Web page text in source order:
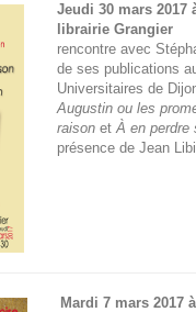
Jeudi 30 mars 2017
librairie Grangier
rencontre avec
de ses publications
Universitaires de
Augustin ou les
raison etÀ en perdre
présence de Jean
Mardi 7 mars 2017